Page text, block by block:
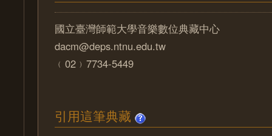
國立臺灣師範大學音樂數位典藏中心
dacm@deps.ntnu.edu.tw
﹙02﹚7734-5449
引用這筆典藏